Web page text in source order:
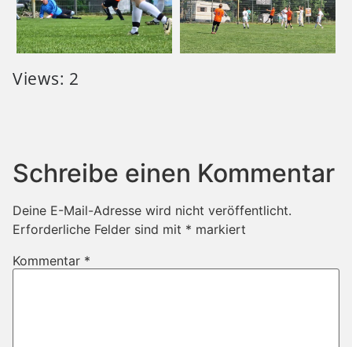
Views: 2
Schreibe einen Kommentar
Deine E-Mail-Adresse wird nicht veröffentlicht.
Erforderliche Felder sind mit * markiert
Kommentar *